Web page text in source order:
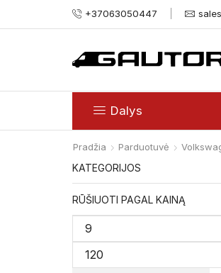
+37063050447
Dalys
Pradžia Parduotuvė
KATEGORIJOS
RŪŠIUOTI PAGAL KAINĄ